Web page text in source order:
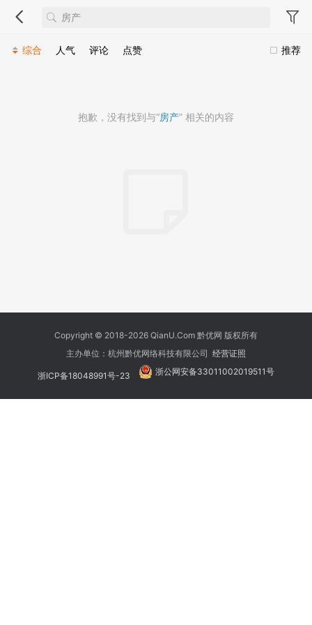
推荐
综合 人气 评论 点赞
抱歉，没有找到与“房产” 相关的内容
Copyright © 2018-2026 QianU.Com 黔优网 版权所有
主办单位：杭州黔优网络科技有限公司 经营证照
浙ICP备18048991号-23 浙公网安备33011002019511号